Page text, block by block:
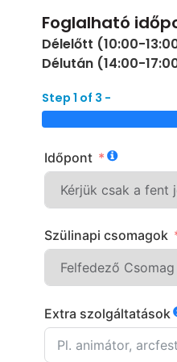
Foglalható
Délelőtt (10:00-
Délután (14:00-
Step 1 of 3 -
Időpont
Szülinapi csomagok
Extra szolgáltatások